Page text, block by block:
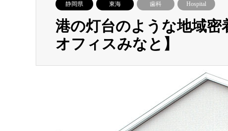
静岡県 東海 歯科 Hospital
港の灯台のような地域
オフィスみなと】